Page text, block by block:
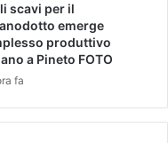
scavi per il
emerge
produttivo
a Pineto FOTO
fa